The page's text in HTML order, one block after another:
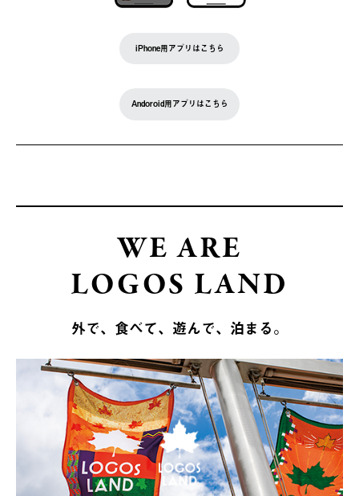
iPhone用アプリはこちら
Andoroid用アプリはこちら
WE ARE
LOGOS LAND
外で、食べて、遊んで、泊まる。